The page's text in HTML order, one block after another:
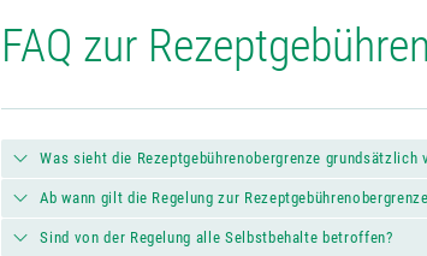
FAQ zur
Was sieht die Rezeptgebührenobergrenze grundsätzlich
Ab wann gilt die Regelung zur
Sind von der Regelung alle Selbstbehalte betroffen?